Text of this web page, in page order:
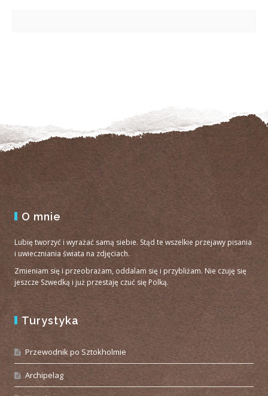
O mnie
Lubię tworzyć i wyrażać samą siebie. Stąd te wszelkie przejawy pisania
i uwieczniania świata na zdjęciach.
Zmieniam się i przeobrażam, oddalam się i przybliżam. Nie czuję się
jeszcze Szwedką i już przestaję czuć się Polką.
Turystyka
Przewodnik po Sztokholmie
Archipelag